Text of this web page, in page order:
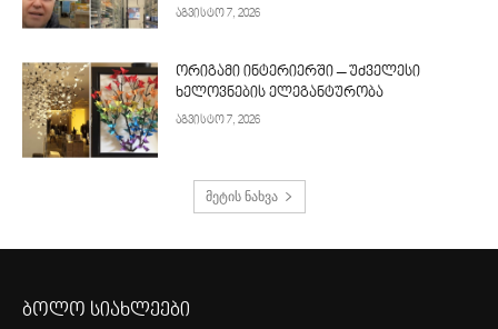
აგვისტო 7, 2026
ორიგამი ინტერიერში – უძველესი
ხელოვნების ელეგანტურობა
აგვისტო 7, 2026
მეტის ნახვა
ბოლო სიახლეები